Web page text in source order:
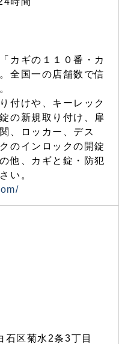
カギの１１０番・カ
全国一の店舗数で信
付けや、キーレック
の新規取り付け、扉
、ロッカー、デス
のインロックの開錠
他、カギと錠・防犯
い。
区菊水2条3丁目